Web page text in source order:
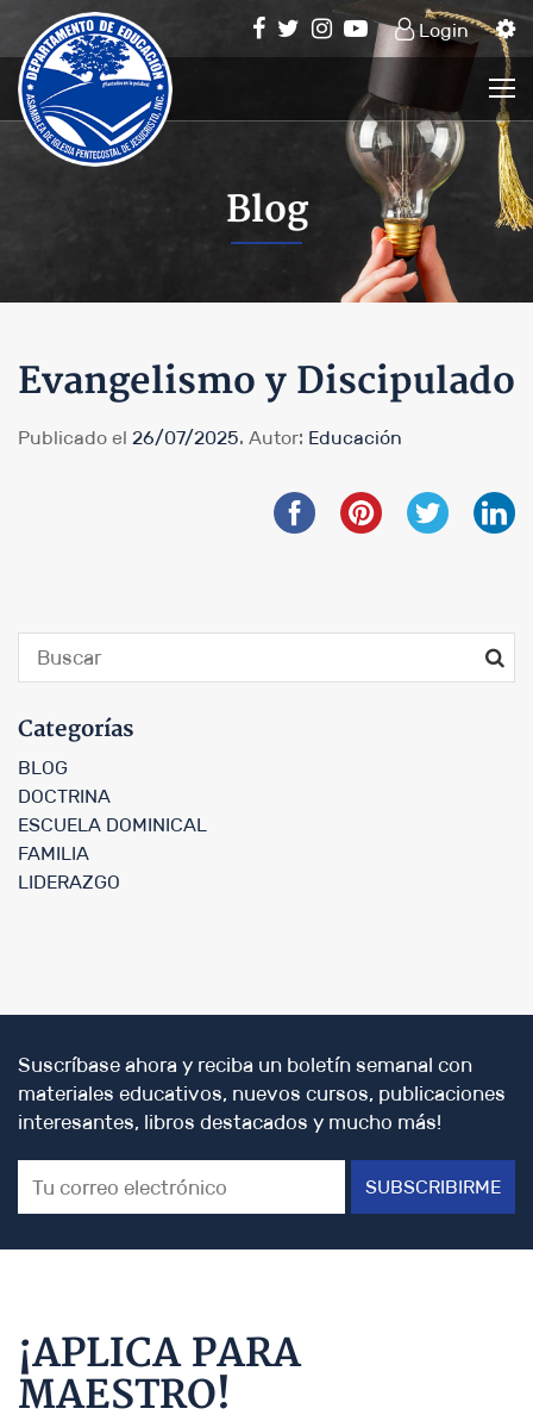
Login
Blog
Evangelismo y Discipulado
Publicado el 26/07/2025. Autor: Educación
Categorías
BLOG
DOCTRINA
ESCUELA DOMINICAL
FAMILIA
LIDERAZGO
Suscríbase ahora y reciba un boletín semanal con
materiales educativos, nuevos cursos, publicaciones
interesantes, libros destacados y mucho más!
SUBSCRIBIRME
¡APLICA PARA
MAESTRO!